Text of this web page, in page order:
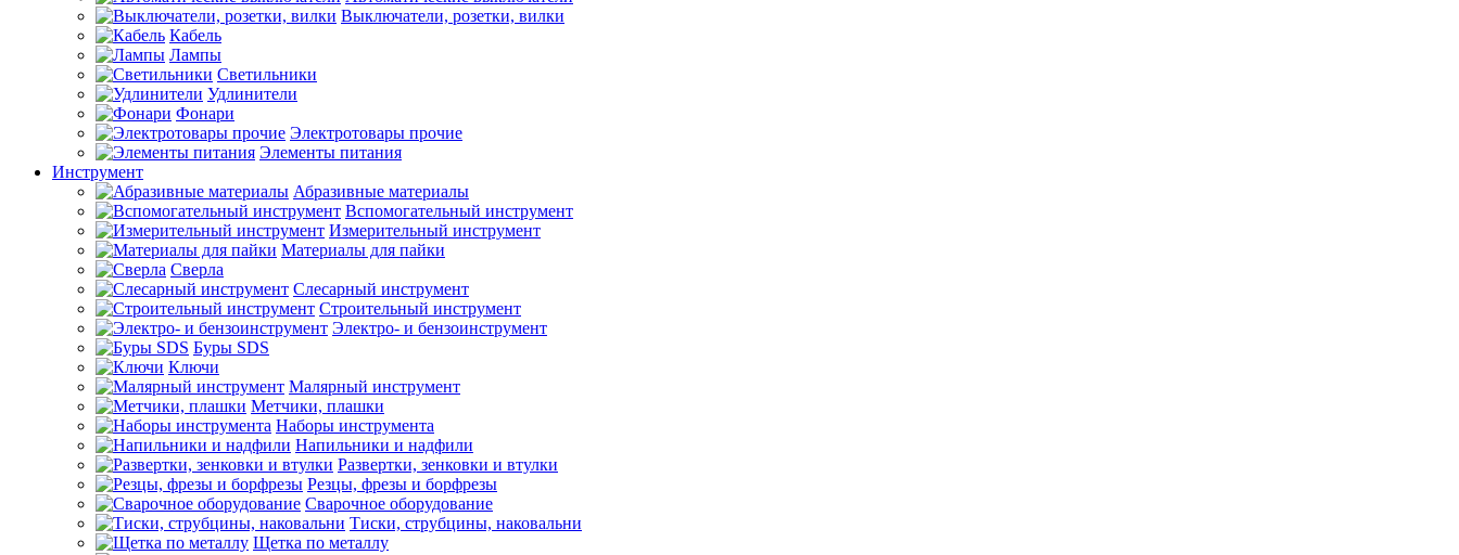
Выключатели, розетки, вилки
Кабель
Лампы
Светильники
Удлинители
Фонари
Электротовары прочие
Элементы питания
Инструмент
Абразивные материалы
Вспомогательный инструмент
Измерительный инструмент
Материалы для пайки
Сверла
Слесарный инструмент
Строительный инструмент
Электро- и бензоинструмент
Буры SDS
Ключи
Малярный инструмент
Метчики, плашки
Наборы инструмента
Напильники и надфили
Развертки, зенковки и втулки
Резцы, фрезы и борфрезы
Сварочное оборудование
Тиски, струбцины, наковальни
Щетка по металлу